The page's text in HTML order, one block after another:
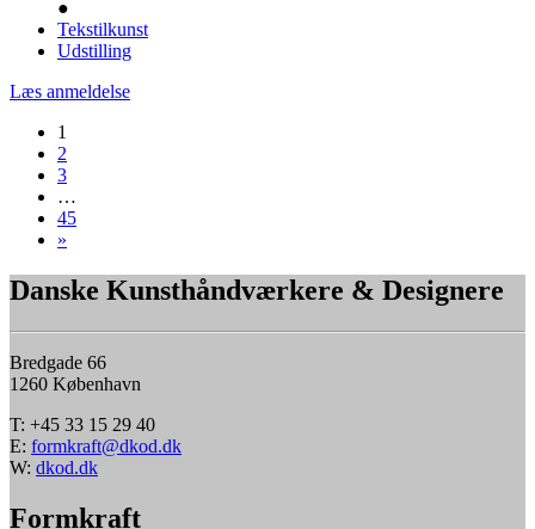
●
Tekstilkunst
Udstilling
Læs anmeldelse
1
2
3
…
45
»
Danske Kunsthåndværkere & Designere
Bredgade 66
1260 København
T: +45 33 15 29 40
E: formkraft@dkod.dk
W: dkod.dk
Formkraft